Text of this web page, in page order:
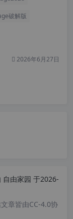
破解版
2026年6月27日
自由家园 于2026-
章皆由CC-4.0协